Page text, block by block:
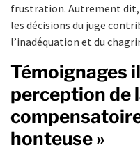
frustration. Autrement dit,
les décisions du juge
l’inadéquation et du
Témoignages
perception de
honteuse »